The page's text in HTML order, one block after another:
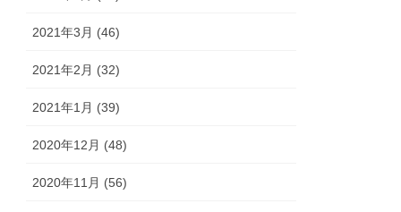
2021年3月 (46)
2021年2月 (32)
2021年1月 (39)
2020年12月 (48)
2020年11月 (56)